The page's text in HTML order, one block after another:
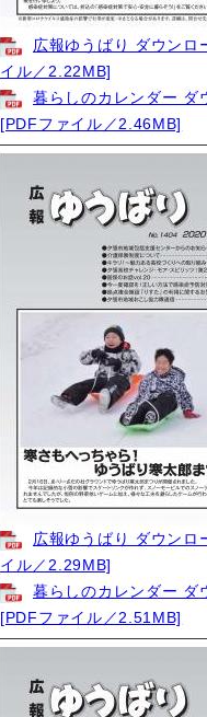
広報ゆうばり ダウンロ
イル／2.22MB]
暮らしのカレンダー ダ
[PDFファイル／2.46MB]
広報ゆうばり ダウンロ
イル／2.29MB]
暮らしのカレンダー ダ
[PDFファイル／2.51MB]